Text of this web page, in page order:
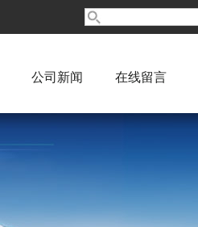
公司新闻 在线留言